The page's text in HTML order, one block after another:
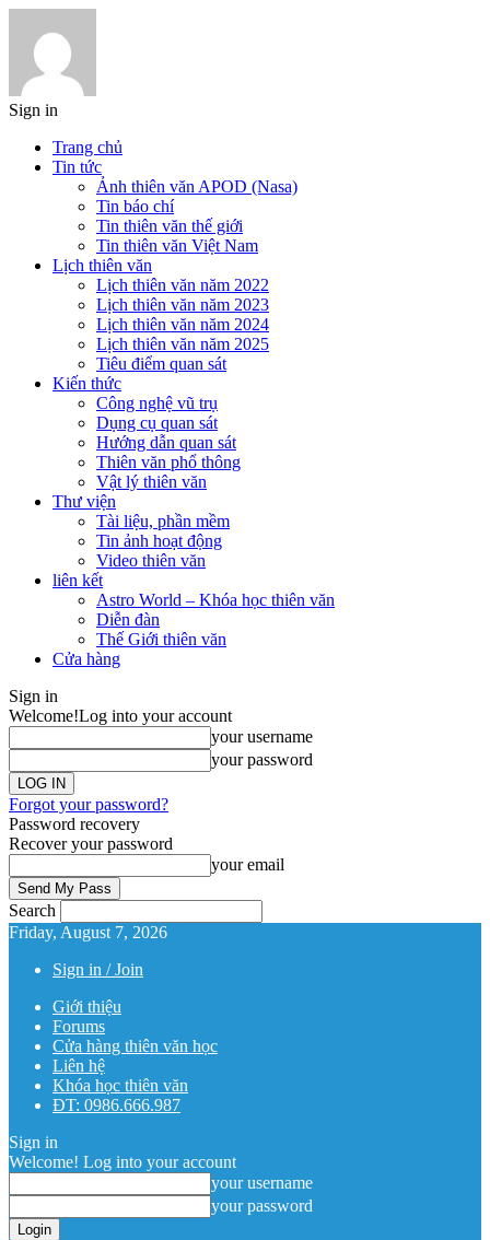
Sign in
Trang chủ
Tin tức
Ảnh thiên văn APOD (Nasa)
Tin báo chí
Tin thiên văn thế giới
Tin thiên văn Việt Nam
Lịch thiên văn
Lịch thiên văn năm 2022
Lịch thiên văn năm 2023
Lịch thiên văn năm 2024
Lịch thiên văn năm 2025
Tiêu điểm quan sát
Kiến thức
Công nghệ vũ trụ
Dụng cụ quan sát
Hướng dẫn quan sát
Thiên văn phổ thông
Vật lý thiên văn
Thư viện
Tài liệu, phần mềm
Tin ảnh hoạt động
Video thiên văn
liên kết
Astro World – Khóa học thiên văn
Diễn đàn
Thế Giới thiên văn
Cửa hàng
Sign in
Welcome!Log into your account
your username
your password
Forgot your password?
Password recovery
Recover your password
your email
Search
Friday, August 7, 2026
Sign in / Join
Giới thiệu
Forums
Cửa hàng thiên văn học
Liên hệ
Khóa học thiên văn
ĐT: 0986.666.987
Sign in
Welcome! Log into your account
your username
your password